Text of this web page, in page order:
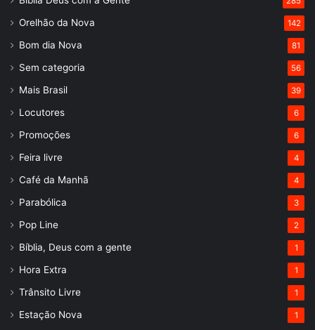
Orelhão da Nova 142
Bom dia Nova 81
Sem categoria 56
Mais Brasil 39
Locutores 6
Promoções 6
Feira livre 4
Café da Manhã 4
Parabólica 3
Pop Line 2
Bíblia, Deus com a gente 1
Hora Extra 1
Trânsito Livre 1
Estação Nova 1